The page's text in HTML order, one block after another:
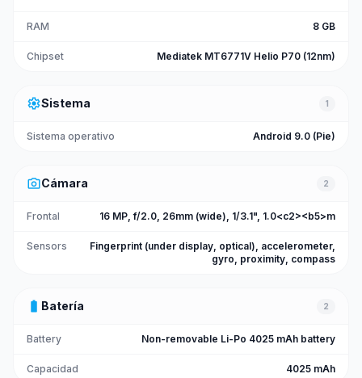
RAM 8 GB
Chipset Mediatek MT6771V Helio P70 (12nm)
settingsSistema 1
Sistema operativo Android 9.0 (Pie)
photo_cameraCámara 2
Frontal 16 MP, f/2.0, 26mm (wide), 1/3.1", 1.0<c2><b5>m
Sensors
Fingerprint (under display, optical), accelerometer,
gyro, proximity, compass
battery_full Batería 2
Battery Non-removable Li-Po 4025 mAh battery
Capacidad 4025 mAh